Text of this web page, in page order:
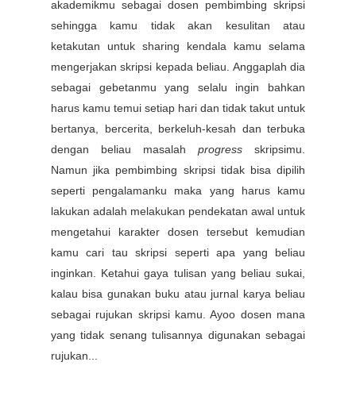
akademikmu sebagai dosen pembimbing skripsi
sehingga kamu tidak akan kesulitan atau
ketakutan untuk sharing kendala kamu selama
mengerjakan skripsi kepada beliau. Anggaplah dia
sebagai gebetanmu yang selalu ingin bahkan
harus kamu temui setiap hari dan tidak takut untuk
bertanya, bercerita, berkeluh-kesah dan terbuka
dengan beliau masalah progress skripsimu.
Namun jika pembimbing skripsi tidak bisa dipilih
seperti pengalamanku maka yang harus kamu
lakukan adalah melakukan pendekatan awal untuk
mengetahui karakter dosen tersebut kemudian
kamu cari tau skripsi seperti apa yang beliau
inginkan. Ketahui gaya tulisan yang beliau sukai,
kalau bisa gunakan buku atau jurnal karya beliau
sebagai rujukan skripsi kamu. Ayoo dosen mana
yang tidak senang tulisannya digunakan sebagai
rujukan...